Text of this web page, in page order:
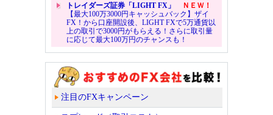
トレイダーズ証券「LIGHT FX」
ＮＥＷ！
【最大100万3000円キャッシュバック】ザイ
FX！から口座開設後、LIGHT FXで5万通貨以
上の取引で3000円がもらえる！さらに取引量
に応じて最大100万円のチャンスも！
注目のFXキャンペーン